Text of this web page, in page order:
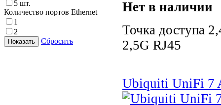
5 шт.
Количество портов Ethernet
1
2
Сбросить
Нет в наличии
Точка доступа
2,5G RJ45
Ubiquiti UniFi 7